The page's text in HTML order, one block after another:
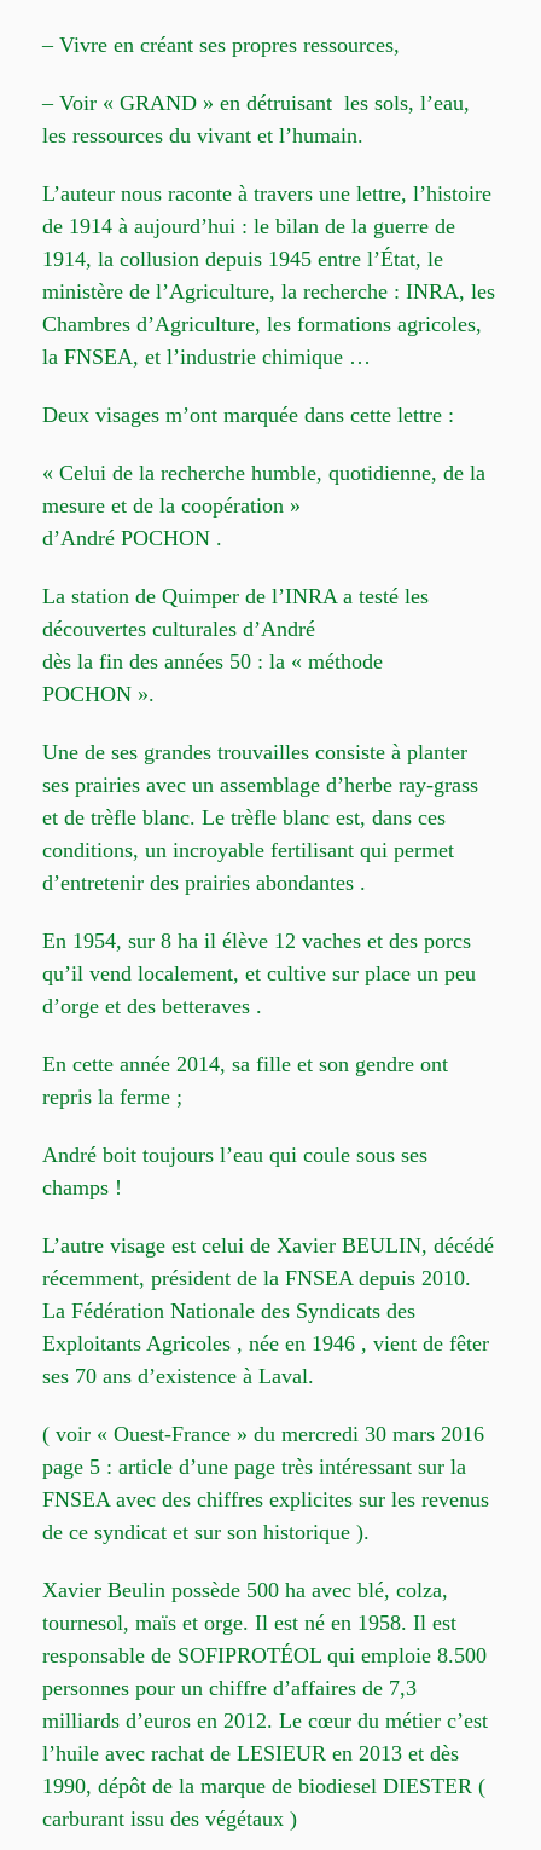
– Vivre en créant ses propres ressources,
– Voir « GRAND » en détruisant les sols, l’eau,
les ressources du vivant et l’humain.
L’auteur nous raconte à travers une lettre, l’histoire
de 1914 à aujourd’hui : le bilan de la guerre de
1914, la collusion depuis 1945 entre l’État, le
ministère de l’Agriculture, la recherche : INRA, les
Chambres d’Agriculture, les formations agricoles,
la FNSEA, et l’industrie chimique …
Deux visages m’ont marquée dans cette lettre :
« Celui de la recherche humble, quotidienne, de la
mesure et de la coopération »
d’André POCHON .
La station de Quimper de l’INRA a testé les
découvertes culturales d’André
dès la fin des années 50 : la « méthode
POCHON ».
Une de ses grandes trouvailles consiste à planter
ses prairies avec un assemblage d’herbe ray-grass
et de trèfle blanc. Le trèfle blanc est, dans ces
conditions, un incroyable fertilisant qui permet
d’entretenir des prairies abondantes .
En 1954, sur 8 ha il élève 12 vaches et des porcs
qu’il vend localement, et cultive sur place un peu
d’orge et des betteraves .
En cette année 2014, sa fille et son gendre ont
repris la ferme ;
André boit toujours l’eau qui coule sous ses
champs !
L’autre visage est celui de Xavier BEULIN, décédé
récemment, président de la FNSEA depuis 2010.
La Fédération Nationale des Syndicats des
Exploitants Agricoles , née en 1946 , vient de fêter
ses 70 ans d’existence à Laval.
( voir « Ouest-France » du mercredi 30 mars 2016
page 5 : article d’une page très intéressant sur la
FNSEA avec des chiffres explicites sur les revenus
de ce syndicat et sur son historique ).
Xavier Beulin possède 500 ha avec blé, colza,
tournesol, maïs et orge. Il est né en 1958. Il est
responsable de SOFIPROTÉOL qui emploie 8.500
personnes pour un chiffre d’affaires de 7,3
milliards d’euros en 2012. Le cœur du métier c’est
l’huile avec rachat de LESIEUR en 2013 et dès
1990, dépôt de la marque de biodiesel DIESTER (
carburant issu des végétaux )